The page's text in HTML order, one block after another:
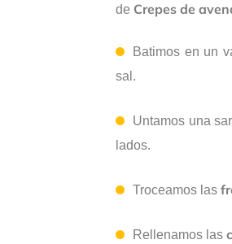
de Crepes de
Batimos en un
sal.
Untamos una
lados.
Troceamos las
Rellenamos las